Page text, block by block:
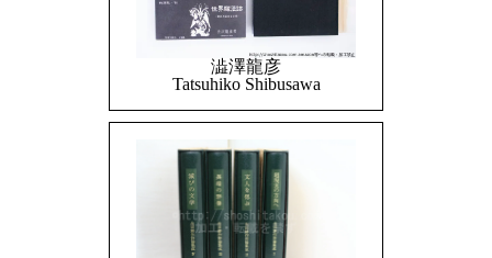
澁澤龍彦
Tatsuhiko Shibusawa